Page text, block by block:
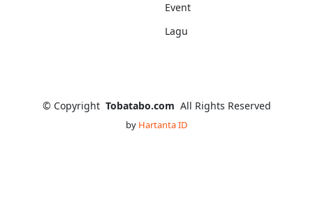
Event
Lagu
© Copyright Tobatabo.com All Rights Reserved
by Hartanta ID